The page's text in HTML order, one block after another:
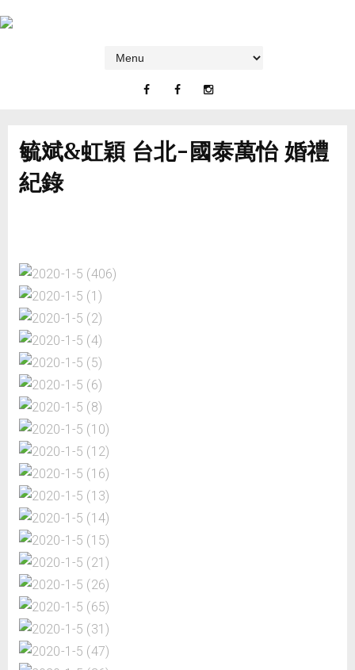
毓斌&虹穎 台北-國泰萬怡 婚禮
紀錄